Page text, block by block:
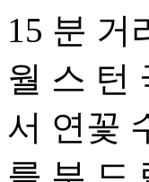
15 분 거
월 스 턴
서 연꽃